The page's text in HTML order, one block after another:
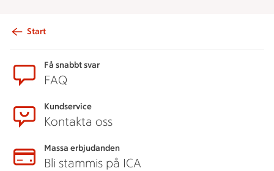
Start
Få snabbt svar
FAQ
Kundservice
Kontakta oss
Massa erbjudanden
Bli stammis på ICA